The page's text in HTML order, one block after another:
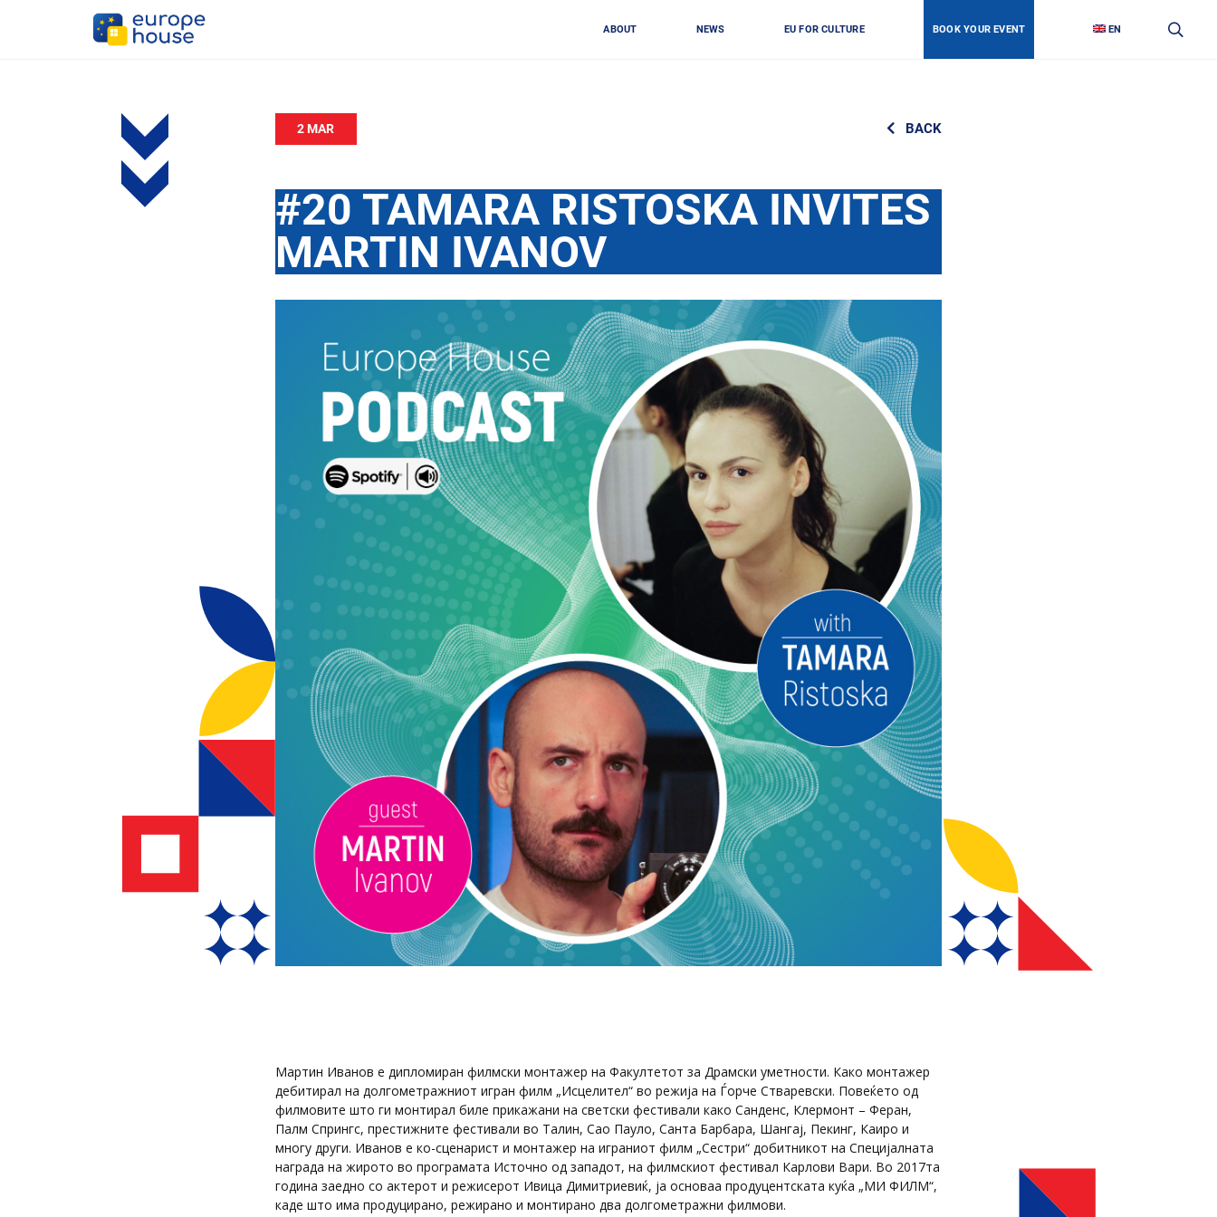
ABOUT NEWS EU FOR CULTURE BOOK YOUR EVENT EN
2 MAR BACK
#20 TAMARA RISTOSKA INVITES
MARTIN IVANOV
Мартин Иванов е дипломиран филмски монтажер на Факултетот за Драмски уметности. Како монтажер
дебитирал на долгометражниот игран филм „Исцелител“ во режија на Ѓорче Стваревски. Повеќето од
филмовите што ги монтирал биле прикажани на светски фестивали како Санденс, Клермонт – Феран,
Палм Спрингс, престижните фестивали во Талин, Сао Пауло, Санта Барбара, Шангај, Пекинг, Каиро и
многу други. Иванов е ко-сценарист и монтажер на играниот филм „Сестри“ добитникот на Специјалната
награда на жирото во програмата Источно од западот, на филмскиот фестивал Карлови Вари. Во 2017та
година заедно со актерот и режисерот Ивица Димитриевиќ, ја основаа продуцентската куќа „МИ ФИЛМ“,
каде што има продуцирано, режирано и монтирано два долгометражни филмови.